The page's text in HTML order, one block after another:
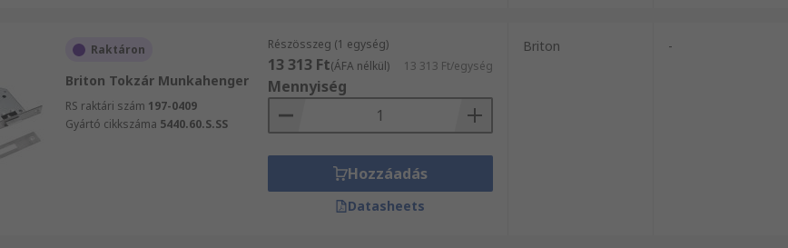
Raktáron
Briton Tokzár Munkahenger
RS raktári szám 197-0409
Gyártó cikkszáma 5440.60.S.SS
Részösszeg (1 egység)
13 313 Ft(ÁFA nélkül) 13 313 Ft/egység
Mennyiség
Hozzáadás
Datasheets
Briton -